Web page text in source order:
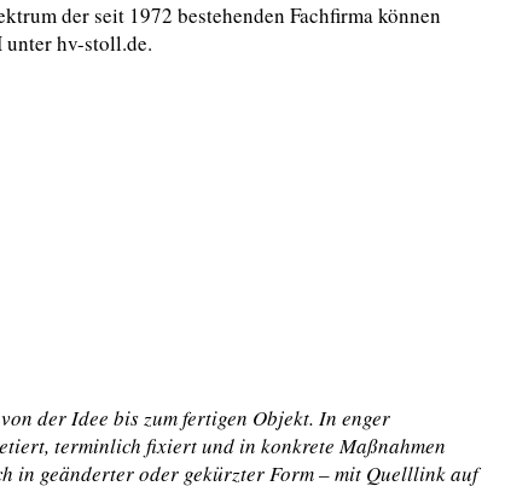
der seit 1972 bestehenden Fachfirma können
unter hv-stoll.de.
der Idee bis zum fertigen Objekt. In enger
terminlich fixiert und in konkrete Maßnahmen
in geänderter oder gekürzter Form – mit Quelllink auf